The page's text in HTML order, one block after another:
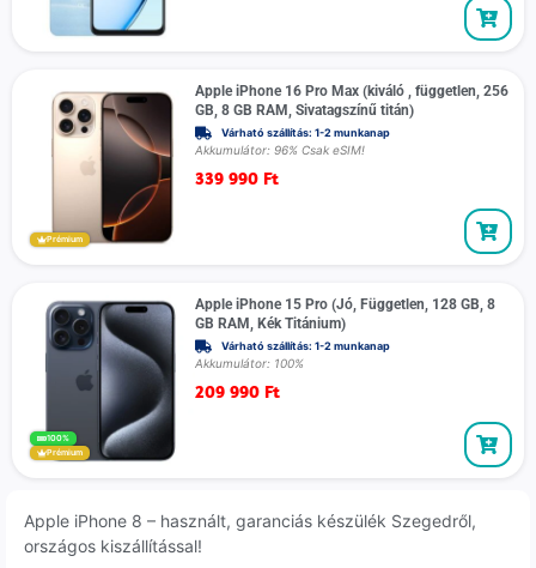
Prémium
Apple iPhone 16 Pro Max (kiváló , független, 256
GB, 8 GB RAM, Sivatagszínű titán)
Várható szállítás: 1-2 munkanap
Akkumulátor: 96% Csak eSIM!
339 990 Ft
100%
Prémium
Apple iPhone 15 Pro (Jó, Független, 128 GB, 8
GB RAM, Kék Titánium)
Várható szállítás: 1-2 munkanap
Akkumulátor: 100%
209 990 Ft
Apple iPhone 8 – használt, garanciás készülék Szegedről,
országos kiszállítással!